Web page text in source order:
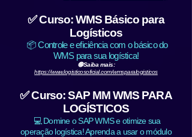
✅ Curso: WMS Básico para
Logísticos
📦 Controle e eficiência com o básico do
WMS para sua logística!
🟢Saiba mais:
https://www.logisticosoficial.com/wmsparalogisticos
✅ Curso: SAP MM WMS PARA
LOGÍSTICOS
💻 Domine o SAP WMS e otimize sua
operação logística! Aprenda a usar o módulo